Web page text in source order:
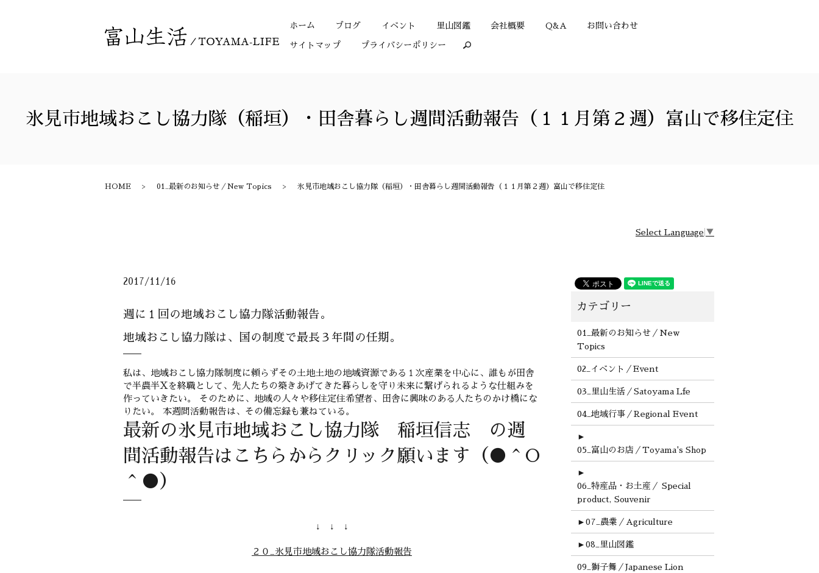
ホーム ブログ イベント 里山図鑑 会社概要 Q&A お問い合わせ
サイトマップ プライバシーポリシー search
氷見市地域おこし協力隊（稲垣）・田舎暮らし週間活動報告（１１月第２週）富山で移住定住
HOME 01_最新のお知らせ／New Topics 氷見市地域おこし協力隊（稲垣）・田舎暮らし週間活動報告（１１月第２週）富山で移住定住
Select Language ▼
2017/11/16
週に１回の地域おこし協力隊活動報告。
地域おこし協力隊は、国の制度で最長３年間の任期。
私は、地域おこし協力隊制度に頼らずその土地土地の地域資源である１次産業を中心に、誰もが田舎
で半農半Xを終職として、先人たちの築きあげてきた暮らしを守り未来に繋げられるような仕組みを
作っていきたい。 そのために、地域の人々や移住定住希望者、田舎に興味のある人たちのかけ橋にな
りたい。 本週間活動報告は、その備忘録も兼ねている。
最新の氷見市地域おこし協力隊 稲垣信志 の週
間活動報告はこちらからクリック願います（●＾O
＾●）
↓ ↓ ↓
２０_氷見市地域おこし協力隊活動報告
01_最新のお知らせ／New
Topics
02_イベント／Event
03_里山生活／Satoyama Lfe
04_地域行事／Regional Event
►
05_富山のお店／Toyama's Shop
►
06_特産品・お土産／ Special
product, Souvenir
► 07_農業／Agriculture
► 08_里山図鑑
09_獅子舞／Japanese Lion